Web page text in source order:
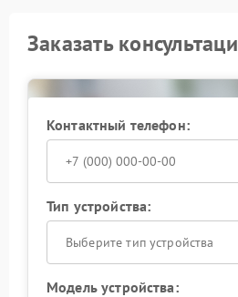
Заказать
Контактный телефон:
Тип устройства:
Выберите тип устройства
Модель устройства: